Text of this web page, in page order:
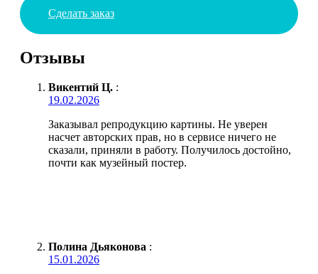
Сделать заказ
Отзывы
Викентий Ц. :
19.02.2026
Заказывал репродукцию картины. Не уверен
насчет авторских прав, но в сервисе ничего не
сказали, приняли в работу. Получилось достойно,
почти как музейный постер.
Полина Дьяконова :
15.01.2026